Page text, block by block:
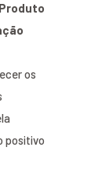
os
positivo